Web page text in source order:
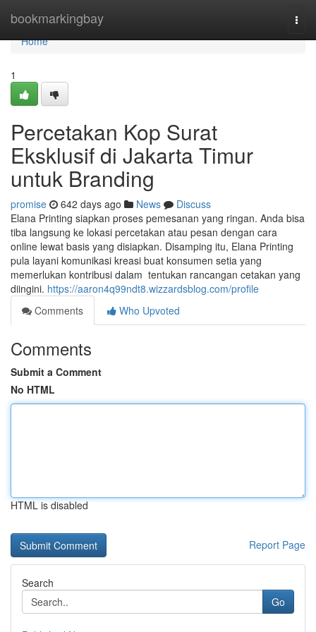
bookmarkingbay
Home
Home
1
Percetakan Kop Surat
Eksklusif di Jakarta Timur
untuk Branding
promise 642 days ago News
Discuss
Elana Printing siapkan proses pemesanan yang ringan. Anda bisa
tiba langsung ke lokasi percetakan atau pesan dengan cara
online lewat basis yang disiapkan. Disamping itu, Elana Printing
pula layani komunikasi kreasi buat konsumen setia yang
memerlukan kontribusi dalam tentukan rancangan cetakan yang
diingini. https://aaron4q99ndt8.wizzardsblog.com/profile
Comments
Who Upvoted
Comments
Submit a Comment
No HTML
HTML is disabled
Report Page
Search
Go